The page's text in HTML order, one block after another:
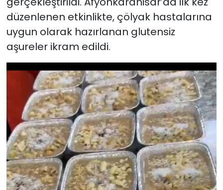
düzenlenen etkinlikte, çölyak hastalarına
uygun olarak hazırlanan glutensiz
aşureler ikram edildi.